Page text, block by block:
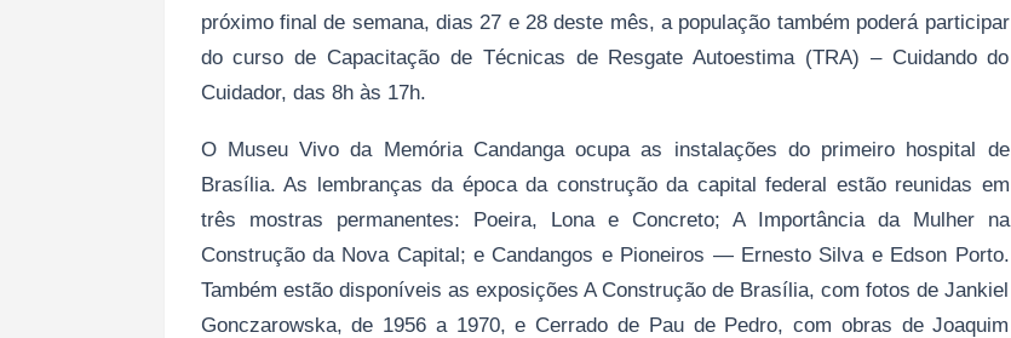
próximo final de semana, dias 27 e 28 deste mês, a população também poderá participar
do curso de Capacitação de Técnicas de Resgate Autoestima (TRA) – Cuidando do
Cuidador, das 8h às 17h.
O Museu Vivo da Memória Candanga ocupa as instalações do primeiro hospital de
Brasília. As lembranças da época da construção da capital federal estão reunidas em
três mostras permanentes: Poeira, Lona e Concreto; A Importância da Mulher na
Construção da Nova Capital; e Candangos e Pioneiros — Ernesto Silva e Edson Porto.
Também estão disponíveis as exposições A Construção de Brasília, com fotos de Jankiel
Gonczarowska, de 1956 a 1970, e Cerrado de Pau de Pedro, com obras de Joaquim